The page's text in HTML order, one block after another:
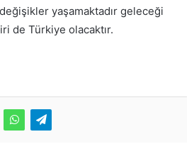
yaşamaktadır geleceği
de Türkiye olacaktır.